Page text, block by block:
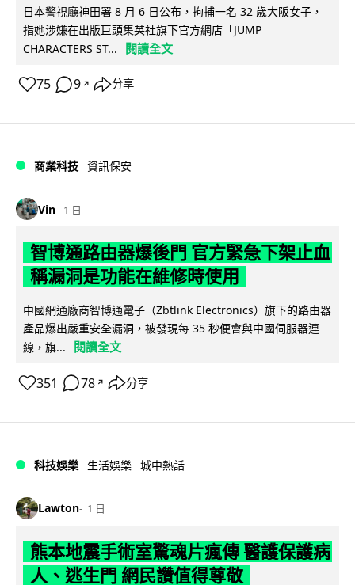
日本警視廳神田署 8 月 6 日公布，拘捕一名 32 歲大阪女子，
指她涉嫌在出版巨頭集英社旗下官方網店「JUMP
CHARACTERS ST...
閱讀全文
75 9 ↗ 分享
商業科技 資訊保安
Vin 1 日
智博通路由器爆後門 官方緊急下架止血
稱漏洞是功能在維修時使用
中國網通廠商智博通電子（Zbtlink Electronics）旗下的路由器
產品爆出嚴重安全漏洞，被發現每 35 秒便會與中國伺服器連
線，旗...
閱讀全文
351 78 ↗ 分享
科技娛樂 生活娛樂 城中熱話
Lawton 1 日
熊本地震手術室驚魂片瘋傳 醫護保護病
人、逃生門 網民讚值得尊敬